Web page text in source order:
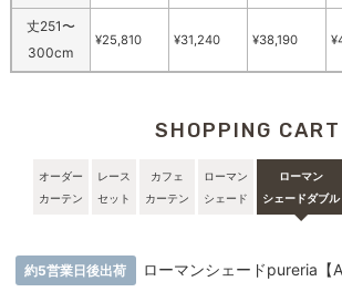
丈251〜
300cm
¥25,810 ¥31,240 ¥38,190
SHOPPING CART
オーダー
カーテン
レース
セット
カフェ
カーテン
ローマン
シェード
ローマン
シェードダブル
約5営業日後出荷 ローマンシェードpureria【